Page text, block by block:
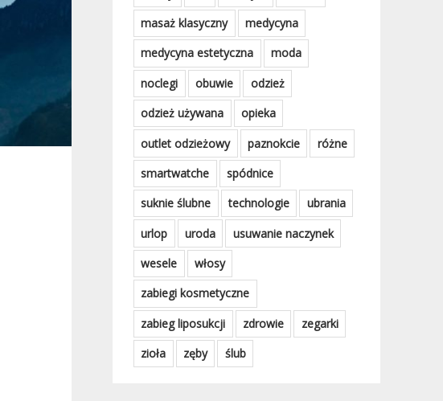
masaż klasyczny
medycyna
medycyna estetyczna
moda
noclegi
obuwie
odzież
odzież używana
opieka
outlet odzieżowy
paznokcie
różne
smartwatche
spódnice
suknie ślubne
technologie
ubrania
urlop
uroda
usuwanie naczynek
wesele
włosy
zabiegi kosmetyczne
zabieg liposukcji
zdrowie
zegarki
zioła
zęby ślub